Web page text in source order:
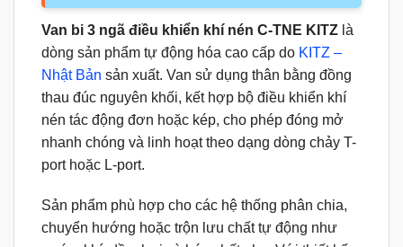
Van bi 3 ngã điều khiển khí nén C-TNE KITZ là
dòng sản phẩm tự động hóa cao cấp do KITZ –
Nhật Bản sản xuất. Van sử dụng thân bằng đồng
thau đúc nguyên khối, kết hợp bộ điều khiển khí
nén tác động đơn hoặc kép, cho phép đóng mở
nhanh chóng và linh hoạt theo dạng dòng chảy T-
port hoặc L-port.
Sản phẩm phù hợp cho các hệ thống phân chia,
chuyển hướng hoặc trộn lưu chất tự động như